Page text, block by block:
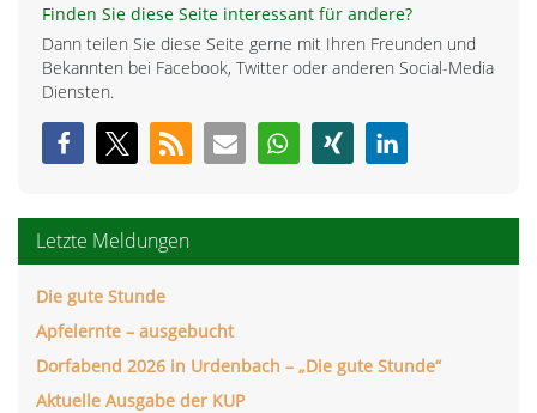
Finden Sie diese Seite interessant für andere?
Dann teilen Sie diese Seite gerne mit Ihren Freunden und
Bekannten bei Facebook, Twitter oder anderen Social-Media
Diensten.
Letzte Meldungen
Die gute Stunde
Apfelernte – ausgebucht
Dorfabend 2026 in Urdenbach – „Die gute Stunde“
Aktuelle Ausgabe der KUP